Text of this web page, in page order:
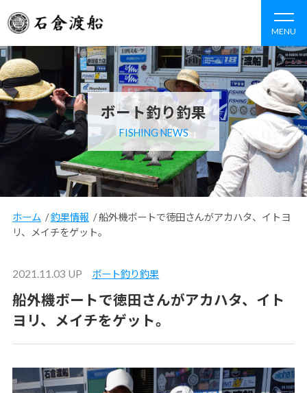
MENU
ボート釣り釣果
FISHING NEWS
ホーム /釣果情報 /船外機ボートで徳田さんがアカハタ、イトヨ
リ、メイチをゲット。
2021.11.03 UP ボート釣り釣果
船外機ボートで徳田さんがアカハタ、イト
ヨリ、メイチをゲット。